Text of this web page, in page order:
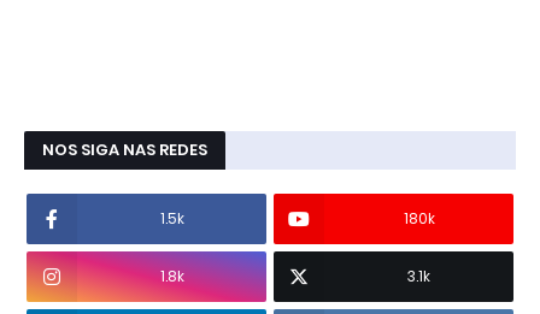
NOS SIGA NAS REDES
1.5k 180k
1.8k 3.1k